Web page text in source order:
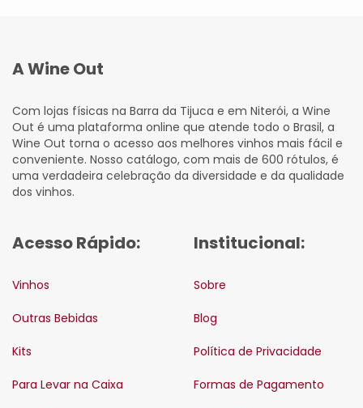
A Wine Out
Com lojas físicas na Barra da Tijuca e em Niterói, a Wine
Out é uma plataforma online que atende todo o Brasil, a
Wine Out torna o acesso aos melhores vinhos mais fácil e
conveniente. Nosso catálogo, com mais de 600 rótulos, é
uma verdadeira celebração da diversidade e da qualidade
dos vinhos.
Acesso Rápido:
Vinhos
Outras Bebidas
Kits
Para Levar na Caixa
Institucional:
Sobre
Blog
Política de Privacidade
Formas de Pagamento